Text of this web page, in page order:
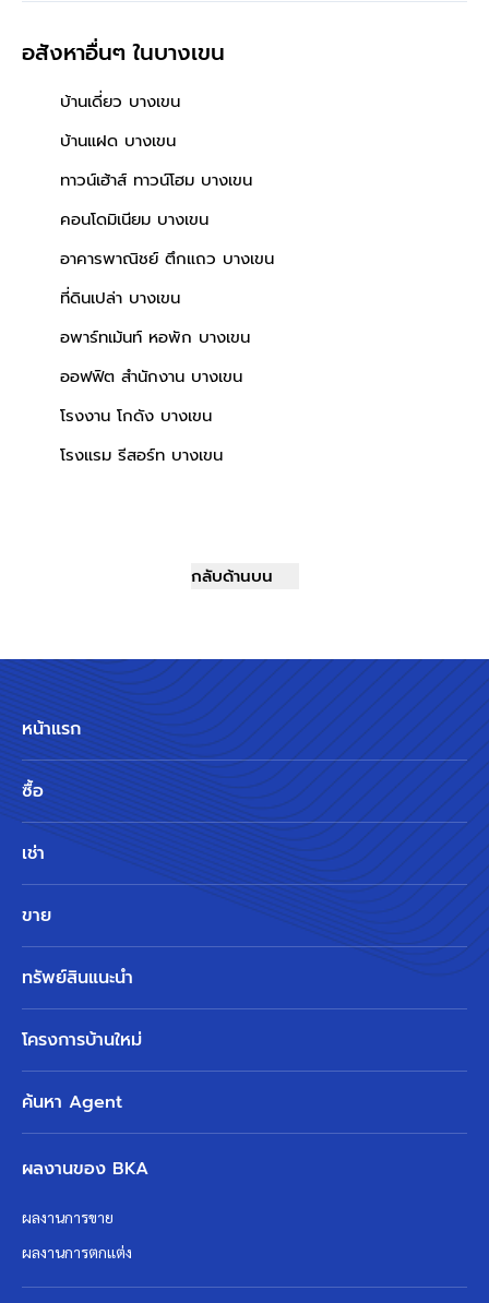
อสังหาอื่นๆในบางเขน
บ้านเดี่ยว บางเขน
บ้านแฝด บางเขน
ทาวน์เฮ้าส์ ทาวน์โฮม บางเขน
คอนโดมิเนียม บางเขน
อาคารพาณิชย์ ตึกแถว บางเขน
ที่ดินเปล่า บางเขน
อพาร์ทเม้นท์ หอพัก บางเขน
ออฟฟิต สำนักงาน บางเขน
โรงงาน โกดัง บางเขน
โรงแรม รีสอร์ท บางเขน
กลับด้านบน
หน้าแรก
ซื้อ
เช่า
ขาย
ทรัพย์สินแนะนำ
โครงการบ้านใหม่
ค้นหา Agent
ผลงานของ BKA
ผลงานการขาย
ผลงานการตกแต่ง